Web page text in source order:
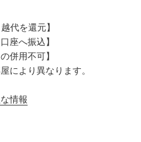
代を還元】
座へ振込】
併用不可】
により異なります。
情報